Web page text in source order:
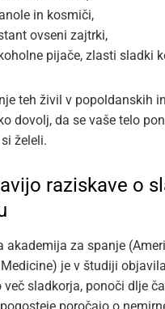
in kosmiči,
ovseni zajtrki,
pijače, zlasti sladki
teh živil v popoldanskih
dovolj, da se vaše telo
želeli.
raziskave o
akademija za spanje
je v študiji
več sladkorja, ponoči dlje